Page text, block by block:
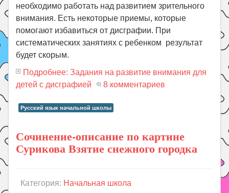
необходимо работать над развитием зрительного
внимания. Есть некоторые приемы, которые
помогают избавиться от дисграфии. При
систематических занятиях с ребенком результат
будет скорым.
Подробнее: Задания на развитие внимания для
детей с дисграфией
8 комментариев
Русский язык начальной школы
Сочинение-описание по картине
Сурикова Взятие снежного городка
Категория: Начальная школа